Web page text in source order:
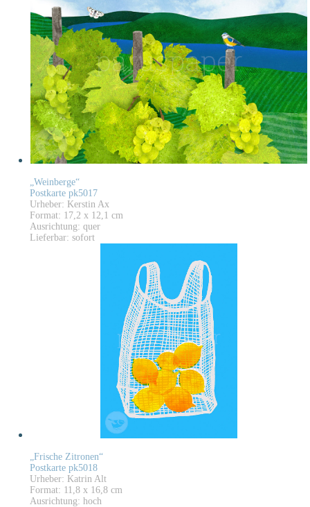
„Weinberge“
Postkarte pk5017
Urheber: Kerstin Ax
Format: 17,2 x 12,1 cm
Ausrichtung: quer
Lieferbar: sofort
„Frische Zitronen“
Postkarte pk5018
Urheber: Katrin Alt
Format: 11,8 x 16,8 cm
Ausrichtung: hoch